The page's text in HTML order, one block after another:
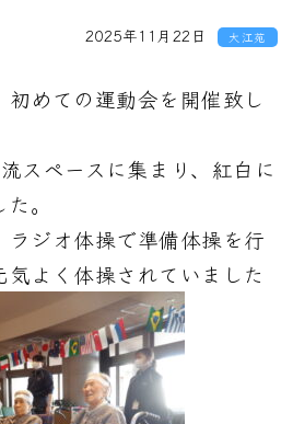
2025年11月22日 大江苑
めての運動会を開催致し
スペースに集まり、紅白に
。
ジオ体操で準備体操を行
よく体操されていました